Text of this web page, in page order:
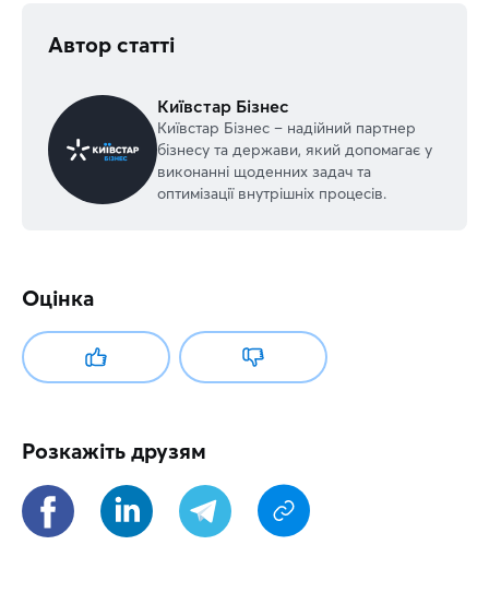
Автор статті
Київстар Бізнес
Київстар Бізнес – надійний партнер
бізнесу та держави, який допомагає у
виконанні щоденних задач та
оптимізації внутрішніх процесів.
Оцінка
Розкажіть друзям